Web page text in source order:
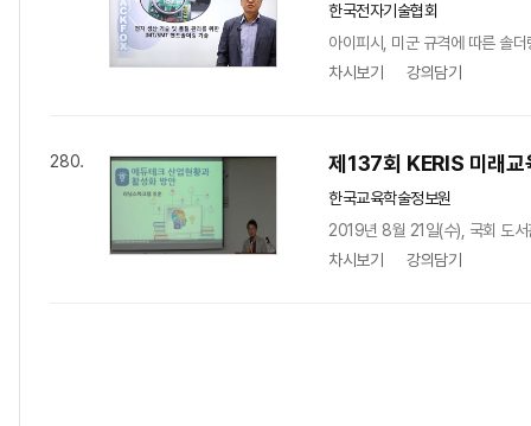
한국전자기술협회
아이피시, 미군 규격에 따른 솔
차시보기
강의담기
280. 제137회 KERIS 미래교
한국교육학술정보원
2019년 8월 21일(수), 국회 도서
차시보기
강의담기